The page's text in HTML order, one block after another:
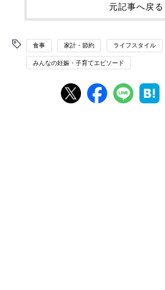
元記事へ戻る
食事 家計・節約 ライフスタイル
みんなの妊娠・子育てエピソード